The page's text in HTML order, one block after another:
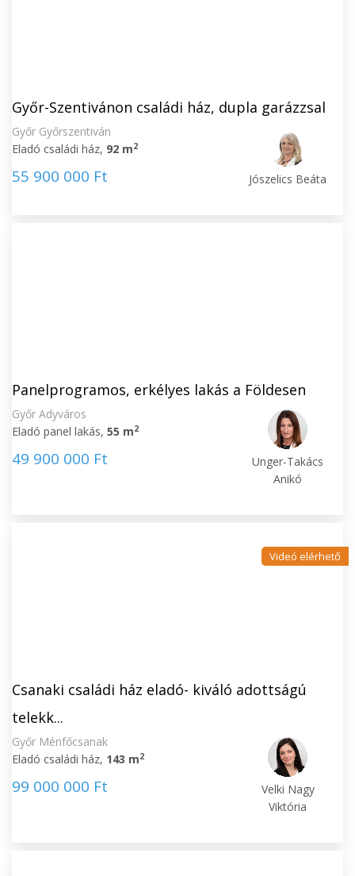
Győr-Szentivánon családi ház, dupla garázzsal
Győr Győrszentiván
Eladó családi ház, 92 m2
55 900 000 Ft Jószelics Beáta
Panelprogramos, erkélyes lakás a Földesen
Győr Adyváros
Eladó panel lakás, 55 m2
49 900 000 Ft
Unger-Takács
Anikó
Videó elérhető
Csanaki családi ház eladó- kiváló adottságú
telekk...
Győr Ménfőcsanak
Eladó családi ház, 143 m2
99 000 000 Ft
Velki Nagy
Viktória